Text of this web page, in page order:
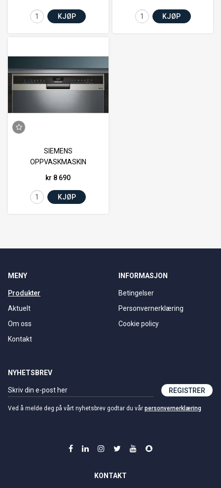
KJØP KJØP
SIEMENS
OPPVASKMASKIN
kr 8 690
KJØP
MENY
Produkter
Aktuelt
Om oss
Kontakt
INFORMASJON
Betingelser
Personvernerklæring
Cookie policy
NYHETSBREV
REGISTRER
Ved å melde deg på vårt nyhetsbrev godtar du vår personvernerklæring
KONTAKT